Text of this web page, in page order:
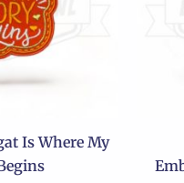
Is Where My